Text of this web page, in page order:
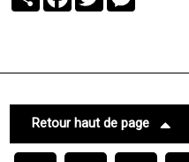
Retour haut de page